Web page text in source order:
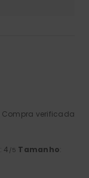
Compra verificada
: 4 /5 Tamanho: